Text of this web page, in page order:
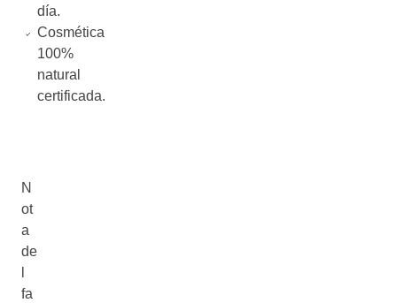
día.
Cosmética
100%
natural
certificada.
N
ot
a
de
fa